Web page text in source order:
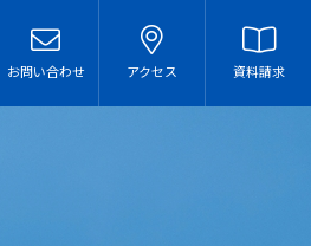
お問い合わせ アクセス 資料請求